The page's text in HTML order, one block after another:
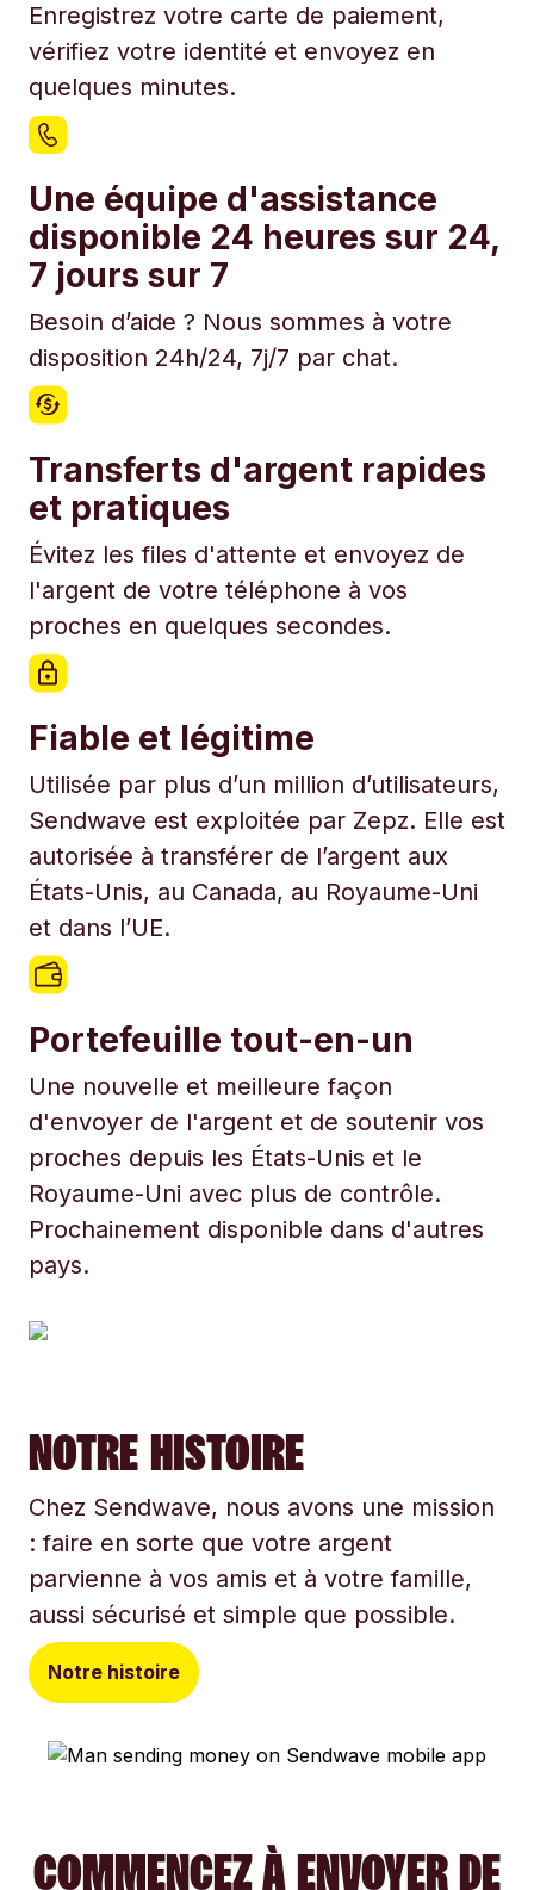
Enregistrez votre carte de paiement,
vérifiez votre identité et envoyez en
quelques minutes.
Une équipe d'assistance
disponible 24 heures sur 24,
7 jours sur 7
Besoin d’aide ? Nous sommes à votre
disposition 24h/24, 7j/7 par chat.
Transferts d'argent rapides
et pratiques
Évitez les files d'attente et envoyez de
l'argent de votre téléphone à vos
proches en quelques secondes.
Fiable et légitime
Utilisée par plus d’un million d’utilisateurs,
Sendwave est exploitée par Zepz. Elle est
autorisée à transférer de l’argent aux
États-Unis, au Canada, au Royaume-Uni
et dans l’UE.
Portefeuille tout-en-un
Une nouvelle et meilleure façon
d'envoyer de l'argent et de soutenir vos
proches depuis les États-Unis et le
Royaume-Uni avec plus de contrôle.
Prochainement disponible dans d'autres
pays.
NOTRE HISTOIRE
Chez Sendwave, nous avons une mission
: faire en sorte que votre argent
parvienne à vos amis et à votre famille,
aussi sécurisé et simple que possible.
Notre histoire
COMMENCEZ À ENVOYER DE